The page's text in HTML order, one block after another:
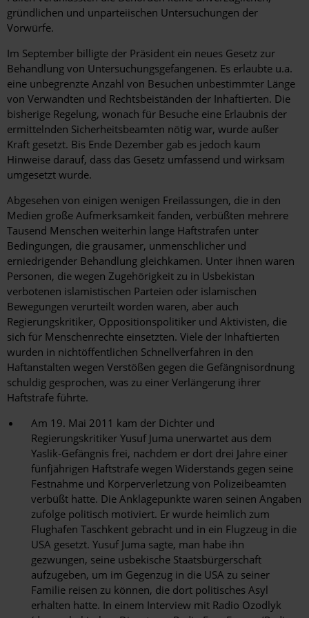
gründlichen und unparteiischen Untersuchungen der
Vorwürfe.
Im September billigte der Präsident ein neues Gesetz zur
Behandlung von Untersuchungsgefangenen. Es erlaubte u.a.
eine unbegrenzte Anzahl von Besuchen unbestimmter Länge
von Verwandten und Rechtsbeiständen der Inhaftierten. Die
bisherige Regelung, wonach für Besuche eine Erlaubnis der
ermittelnden Sicherheitsbeamten nötig war, wurde außer
Kraft gesetzt. Bis Ende Dezember gab es jedoch kaum
Hinweise darauf, dass das Gesetz umfassend und wirksam
umgesetzt wurde.
Abgesehen von einigen wenigen Freilassungen, die in den
Medien große Aufmerksamkeit fanden, verbüßten mehrere
Tausend Menschen weiterhin lange Haftstrafen unter
Bedingungen, die grausamer, unmenschlicher und
erniedrigender Behandlung gleichkamen. Unter ihnen waren
Personen, die wegen Zugehörigkeit zu in Usbekistan
verbotenen islamistischen Parteien oder islamischen
Bewegungen verurteilt worden waren, aber auch
Regierungskritiker, Oppositionspolitiker und Aktivisten, die
sich für Menschenrechte einsetzten. Viele der Inhaftierten
wurden in nichtöffentlichen Schnellverfahren in den
Haftanstalten wegen Verstößen gegen die Gefängnisordnung
schuldig gesprochen, was zu einer Verlängerung ihrer
Haftstrafe führte.
Am 19. Mai 2011 kam der Dichter und
Regierungskritiker Yusuf Juma unerwartet aus dem
Yaslik-Gefängnis frei, nachdem er dort drei Jahre einer
fünfjährigen Haftstrafe wegen Widerstands gegen seine
Festnahme und Körperverletzung von Polizeibeamten
verbüßt hatte. Die Anklagepunkte waren seinen Angaben
zufolge politisch motiviert. Er wurde heimlich zum
Flughafen Taschkent gebracht und in ein Flugzeug in die
USA gesetzt. Yusuf Juma sagte, man habe ihn
gezwungen, seine usbekische Staatsbürgerschaft
aufzugeben, um im Gegenzug in die USA zu seiner
Familie reisen zu können, die dort politisches Asyl
erhalten hatte. In einem Interview mit Radio Ozodlyk